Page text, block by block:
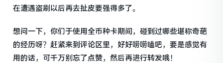
在遭遇盗刷以后再去扯皮要强得多了。
想问一下，你们于使用全币种卡期间，碰到过哪些堪称奇葩
的经历呀？赶紧来到评论区里，好好唠唠嗑吧，要是感觉有
用的话，可千万别忘了点赞，然后再进行转发哦！